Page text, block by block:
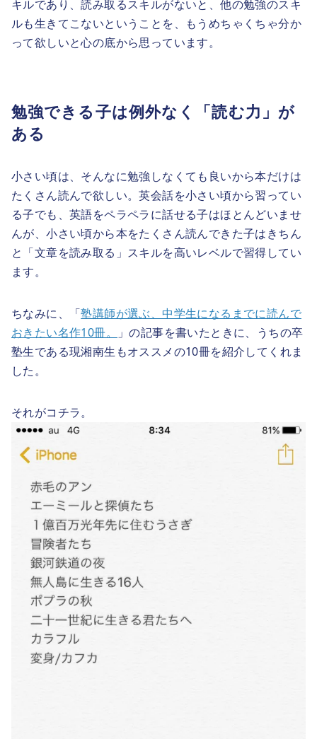
キルであり、読み取るスキルがないと、他の勉強のスキ
ルも生きてこないということを、もうめちゃくちゃ分か
って欲しいと心の底から思っています。
勉強できる子は例外なく「読む力」が
ある
小さい頃は、そんなに勉強しなくても良いから本だけは
たくさん読んで欲しい。英会話を小さい頃から習ってい
る子でも、英語をペラペラに話せる子はほとんどいませ
んが、小さい頃から本をたくさん読んできた子はきちん
と「文章を読み取る」スキルを高いレベルで習得してい
ます。
ちなみに、「塾講師が選ぶ、中学生になるまでに読んで
おきたい名作10冊。
」の記事を書いたときに、うちの卒
塾生である現湘南生もオススメの10冊を紹介してくれま
した。
それがコチラ。